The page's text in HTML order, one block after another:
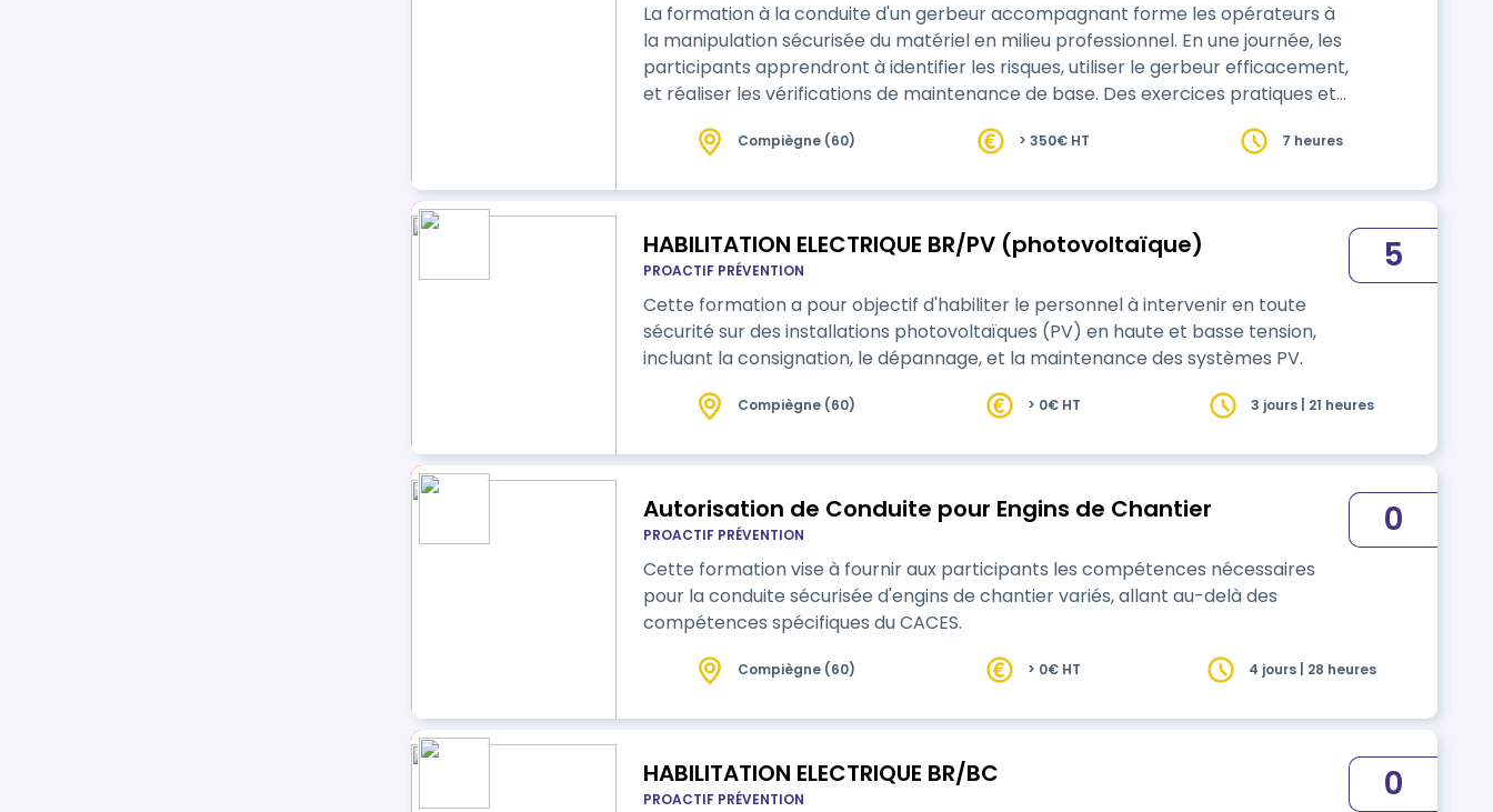
La formation à la conduite d'un gerbeur accompagnant forme les opérateurs à
la manipulation sécurisée du matériel en milieu professionnel. En une journée, les
participants apprendront à identifier les risques, utiliser le gerbeur efficacement,
et réaliser les vérifications de maintenance de base. Des exercices pratiques et
Compiègne (60) > 350€ HT 7 heures
HABILITATION ELECTRIQUE BR/PV (photovoltaïque)
PROACTIF PRÉVENTION
Cette formation a pour objectif d'habiliter le personnel à intervenir en toute
sécurité sur des installations photovoltaïques (PV) en haute et basse tension,
incluant la consignation, le dépannage, et la maintenance des systèmes PV.
5
Compiègne (60) > 0€ HT 3 jours | 21 heures
Autorisation de Conduite pour Engins de Chantier
PROACTIF PRÉVENTION
Cette formation vise à fournir aux participants les compétences nécessaires
pour la conduite sécurisée d'engins de chantier variés, allant au-delà des
compétences spécifiques du CACES.
0
Compiègne (60) > 0€ HT 4 jours | 28 heures
HABILITATION ELECTRIQUE BR/BC
PROACTIF PRÉVENTION 0